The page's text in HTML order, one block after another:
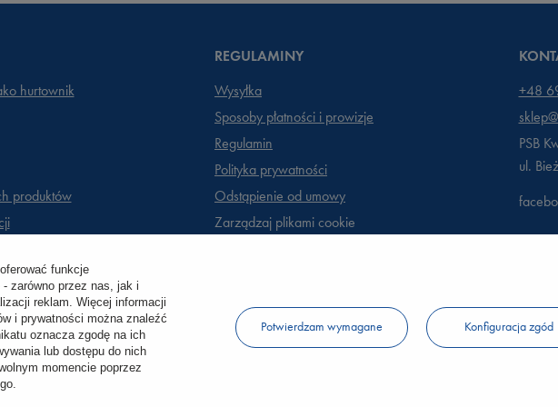
hurtownik
produktów
REGULAMINY
Wysyłka
Sposoby płatności i prowizje
Regulamin
Polityka prywatności
Odstąpienie od umowy
Zarządzaj plikami cookie
+48
PSB
ul.
funkcje
- zarówno przez nas, jak i
reklam. Więcej informacji
i prywatności można znaleźć
oznacza zgodę na ich
lub dostępu do nich
momencie poprzez
Potwierdzam wymagane Konfiguracja zgód